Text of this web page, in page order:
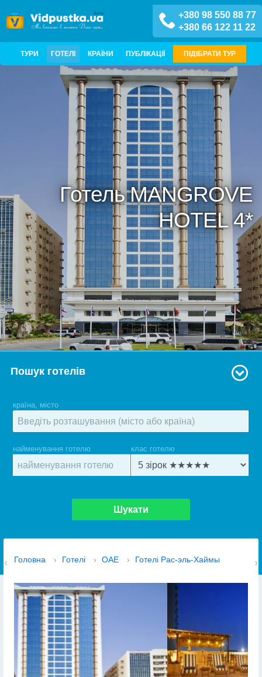
+380 98 550 88 77
+380 66 122 11 22
ТУРИ ГОТЕЛІ КРАЇНИ ПУБЛІКАЦІЇ ПІДІБРАТИ ТУР
Готель MANGROVE
HOTEL 4*
Пошук готелів
країна, місто
найменування готелю клас готелю
Шукати
Головна › Готелі › ОАЕ › Готелі Рас-эль-Хаймы